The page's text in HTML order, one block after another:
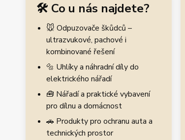
🛠️ Co u nás najdete?
🐭 Odpuzovače škůdců –
ultrazvukové, pachové i
kombinované řešení
🔩 Uhlíky a náhradní díly do
elektrického nářadí
🧰 Nářadí a praktické vybavení
pro dílnu a domácnost
🚗 Produkty pro ochranu auta a
technických prostor